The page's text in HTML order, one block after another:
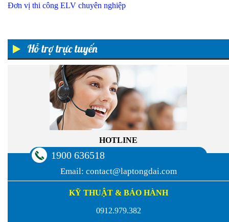
Hỗ trợ trực tuyến
HOTLINE
1900 636518
Email: contact@laptongdai.com
KỸ THUẬT & BẢO HÀNH
0912.979.382
Đơn vị thi công ELV chuyên nghiệp